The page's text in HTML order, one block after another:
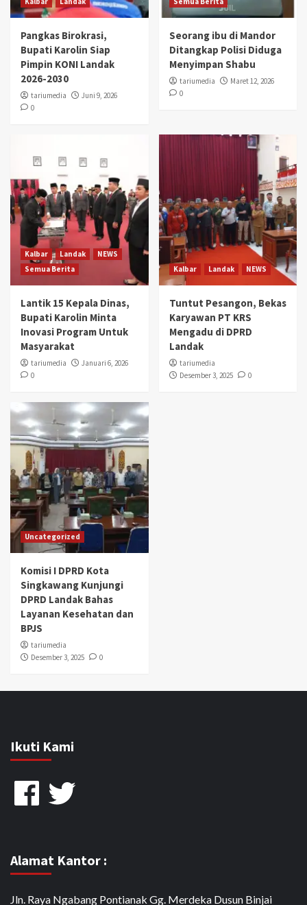
Pangkas Birokrasi,
Bupati Karolin Siap
Pimpin KONI Landak
2026-2030
tariumedia
Juni 9, 2026
0
Seorang ibu di Mandor
Ditangkap Polisi Diduga
Menyimpan Shabu
tariumedia
Maret 12, 2026
0
Kalbar Landak
NEWS
Semua Berita
Lantik 15 Kepala Dinas,
Bupati Karolin Minta
Inovasi Program Untuk
Masyarakat
tariumedia
Januari 6, 2026
0
Kalbar Landak NEWS
Tuntut Pesangon, Bekas
Karyawan PT KRS
Mengadu di DPRD
Landak
tariumedia
Desember 3, 2025
0
Uncategorized
Komisi I DPRD Kota
Singkawang Kunjungi
DPRD Landak Bahas
Layanan Kesehatan dan
BPJS
tariumedia
Desember 3, 2025
0
Ikuti Kami
FacebookTwitter
Alamat Kantor :
Jln. Raya Ngabang Pontianak Gg. Merdeka Dusun Binjai